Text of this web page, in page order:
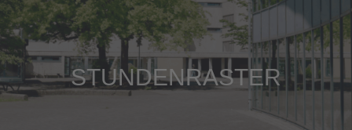
STUNDENRASTER